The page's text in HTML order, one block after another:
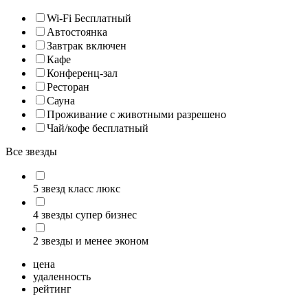
Wi-Fi Бесплатный
Автостоянка
Завтрак включен
Кафе
Конференц-зал
Ресторан
Сауна
Проживание с животными разрешено
Чай/кофе бесплатный
Все звезды
5 звезд класс люкс
4 звезды супер бизнес
2 звезды и менее эконом
цена
удаленность
рейтинг